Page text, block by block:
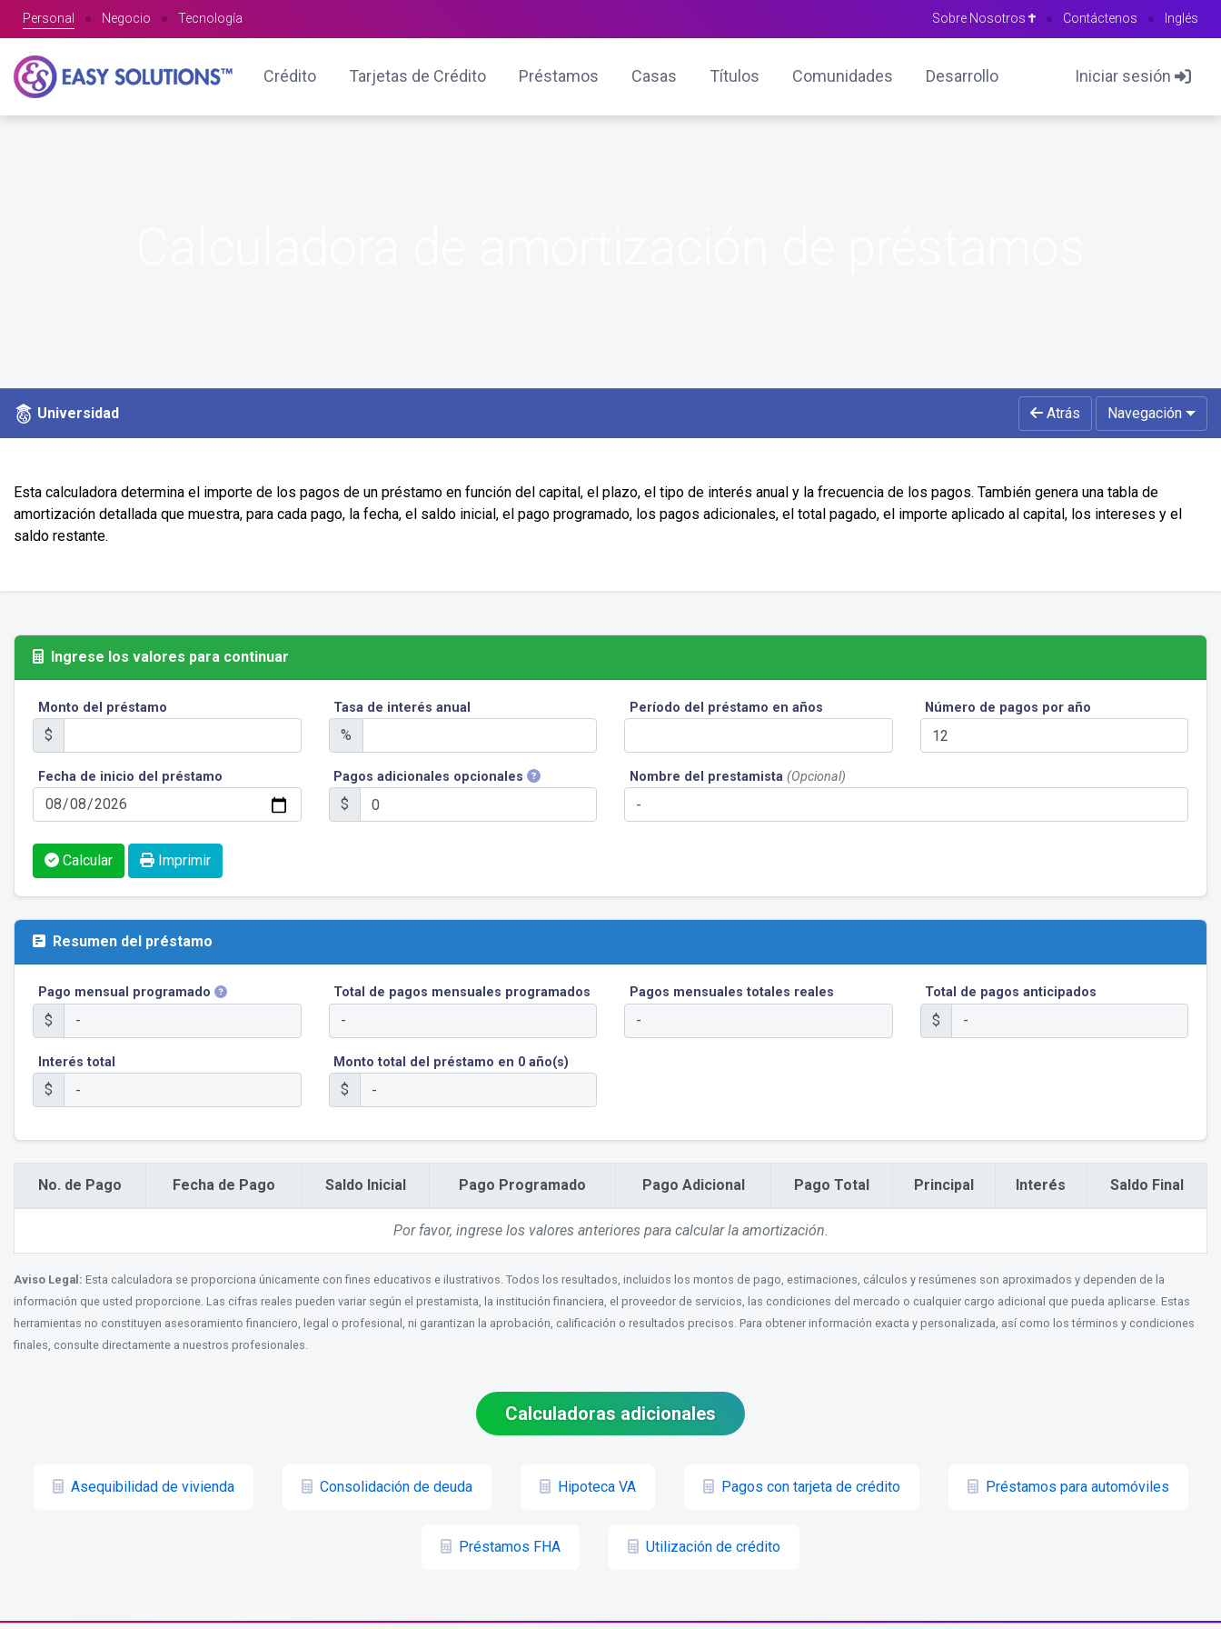
Personal ● Negocio ● Tecnología Sobre Nosotros ● Contáctenos ● Inglés
Crédito Tarjetas de Crédito Préstamos Casas Títulos Comunidades Desarrollo Iniciar sesión
Universidad Atrás Navegación
Esta calculadora determina el importe de los pagos de un préstamo en función del capital, el plazo, el tipo de interés anual y la frecuencia de los pagos. También genera una tabla de
amortización detallada que muestra, para cada pago, la fecha, el saldo inicial, el pago programado, los pagos adicionales, el total pagado, el importe aplicado al capital, los intereses y el
saldo restante.
Ingrese los valores para continuar
Monto del préstamo
$
Tasa de interés anual
%
Período del préstamo en años Número de pagos por año
Fecha de inicio del préstamo Pagos adicionales opcionales
$
Nombre del prestamista (Opcional)
Calcular Imprimir
Resumen del préstamo
Pago mensual programado
$
Total de pagos mensuales programados Pagos mensuales totales reales Total de pagos anticipados
$
Interés total
$
Monto total del préstamo en 0 año(s)
$
No. de Pago Fecha de Pago Saldo Inicial Pago Programado Pago Adicional Pago Total Principal Interés Saldo Final
Por favor, ingrese los valores anteriores para calcular la amortización.
Aviso Legal: Esta calculadora se proporciona únicamente con fines educativos e ilustrativos. Todos los resultados, incluidos los montos de pago, estimaciones, cálculos y resúmenes son aproximados y dependen de la
información que usted proporcione. Las cifras reales pueden variar según el prestamista, la institución financiera, el proveedor de servicios, las condiciones del mercado o cualquier cargo adicional que pueda aplicarse. Estas
herramientas no constituyen asesoramiento financiero, legal o profesional, ni garantizan la aprobación, calificación o resultados precisos. Para obtener información exacta y personalizada, así como los términos y condiciones
finales, consulte directamente a nuestros profesionales.
Calculadoras adicionales
Asequibilidad de vivienda Consolidación de deuda Hipoteca VA Pagos con tarjeta de crédito Préstamos para automóviles
Préstamos FHA Utilización de crédito